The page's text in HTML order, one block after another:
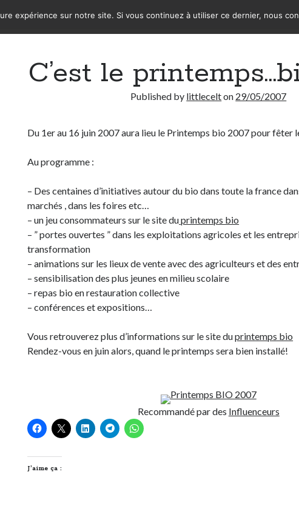
C’est le
Published by littlecelton 29/05/2007
Du 1er au 16 juin 2007 aura lieu le Printemps bio 2007 pour fêter
Au programme :
– Des centaines d’initiatives autour du bio dans toute la france
marchés , dans les foires etc…
– un jeu consommateurs sur le site duprintemps bio
– ” portes ouvertes ” dans les exploitations agricoles et les
transformation
– animations sur les lieux de vente avec des agriculteurs et des
– sensibilisation des plus jeunes en milieu scolaire
– repas bio en restauration collective
– conférences et expositions…
Vous retrouverez plus d’informations sur le site duprintemps bio
Rendez-vous en juin alors, quand le printemps sera bien installé!
Recommandé par des Influenceurs
J’aime ça :
expérience sur notre site. Si vous continuez à utiliser ce dernier, nous